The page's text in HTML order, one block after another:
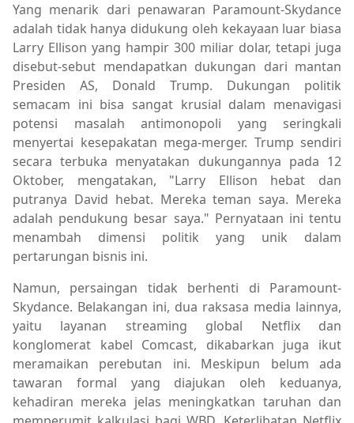
Yang menarik dari penawaran Paramount-Skydance
adalah tidak hanya didukung oleh kekayaan luar biasa
Larry Ellison yang hampir 300 miliar dolar, tetapi juga
disebut-sebut mendapatkan dukungan dari mantan
Presiden AS, Donald Trump. Dukungan politik
semacam ini bisa sangat krusial dalam menavigasi
potensi masalah antimonopoli yang seringkali
menyertai kesepakatan mega-merger. Trump sendiri
secara terbuka menyatakan dukungannya pada 12
Oktober, mengatakan, "Larry Ellison hebat dan
putranya David hebat. Mereka teman saya. Mereka
adalah pendukung besar saya." Pernyataan ini tentu
menambah dimensi politik yang unik dalam
pertarungan bisnis ini.
Namun, persaingan tidak berhenti di Paramount-
Skydance. Belakangan ini, dua raksasa media lainnya,
yaitu layanan streaming global Netflix dan
konglomerat kabel Comcast, dikabarkan juga ikut
meramaikan perebutan ini. Meskipun belum ada
tawaran formal yang diajukan oleh keduanya,
kehadiran mereka jelas meningkatkan taruhan dan